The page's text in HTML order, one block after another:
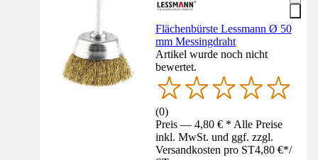
Flächenbürste Lessmann Ø 50
mm Messingdraht
Artikel wurde noch nicht
bewertet.
(0)
Preis — 4,80 € * Alle Preise
inkl. MwSt. und ggf. zzgl.
Versandkosten pro ST4,80 €*/